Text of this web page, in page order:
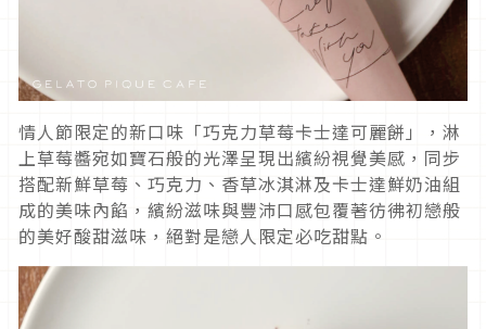
情人節限定的新口味「巧克力草莓卡士達可麗餅」，淋
上草莓醬宛如寶石般的光澤呈現出繽紛視覺美感，同步
搭配新鮮草莓、巧克力、香草冰淇淋及卡士達鮮奶油組
成的美味內餡，繽紛滋味與豐沛口感包覆著彷彿初戀般
的美好酸甜滋味，絕對是戀人限定必吃甜點。